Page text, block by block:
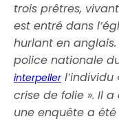
trois prêtres,
est entré dans
hurlant en
police nationale
interpellerl’individu
crise de folie ». Il
une enquête a été